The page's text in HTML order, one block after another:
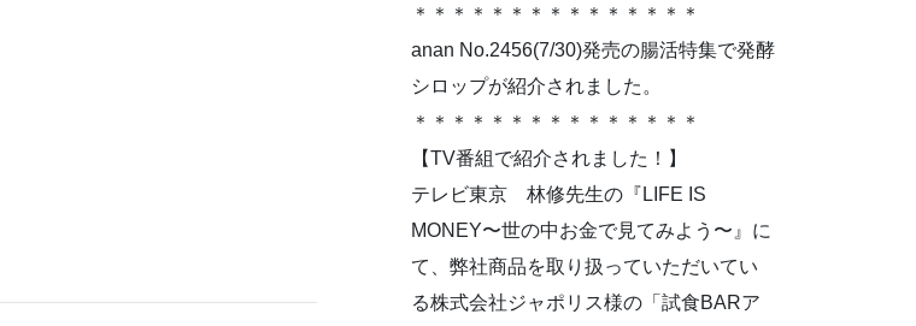
＊＊＊＊＊＊＊＊＊＊＊＊＊＊＊
anan No.2456(7/30)発売の腸活特集で発酵
シロップが紹介されました。
＊＊＊＊＊＊＊＊＊＊＊＊＊＊＊
【TV番組で紹介されました！】
テレビ東京 林修先生の『LIFE IS
MONEY〜世の中お金で見てみよう〜』に
て、弊社商品を取り扱っていただいてい
る株式会社ジャポリス様の「試食BARア